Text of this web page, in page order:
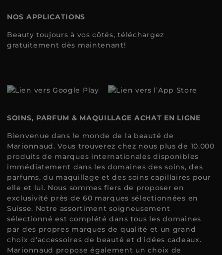
NOS APPLICATIONS
Beauty toujours à vos côtés, téléchargez
gratuitement dès maintenant!
SOINS, PARFUM & MAQUILLAGE ACHAT EN LIGNE
Bienvenue dans le monde de la beauté de
Marionnaud. Vous trouverez chez nous plus de 10.000
produits de marques internationales disponibles
immédiatement dans les domaines des soins, des
parfums, du maquillage et des soins capillaires pour
elle et lui. Nous sommes fiers de proposer en
exclusivité près de 60 marques sélectionnées en
Suisse. Notre assortiment soigneusement
sélectionné est complété dans tous les domaines
par des propres marques de qualité et un grand
choix d'accessoires de beauté et d'idées cadeaux.
Marionnaud propose également un choix de